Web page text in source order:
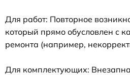
Для работ: Повторное
который прямо обусловлен с
ремонта (например,
Для комплектующих: